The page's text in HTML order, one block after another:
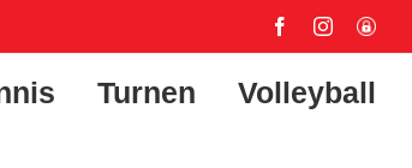
FacebookInstagram
User-
Turnen Volleyball